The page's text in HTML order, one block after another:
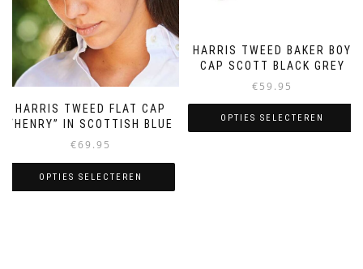
HARRIS TWEED FLAT CAP
“HENRY” IN SCOTTISH BLUE
€69.95
OPTIES SELECTEREN
HARRIS TWEED BAKER BOY
CAP SCOTT BLACK GREY
€59.95
OPTIES SELECTEREN